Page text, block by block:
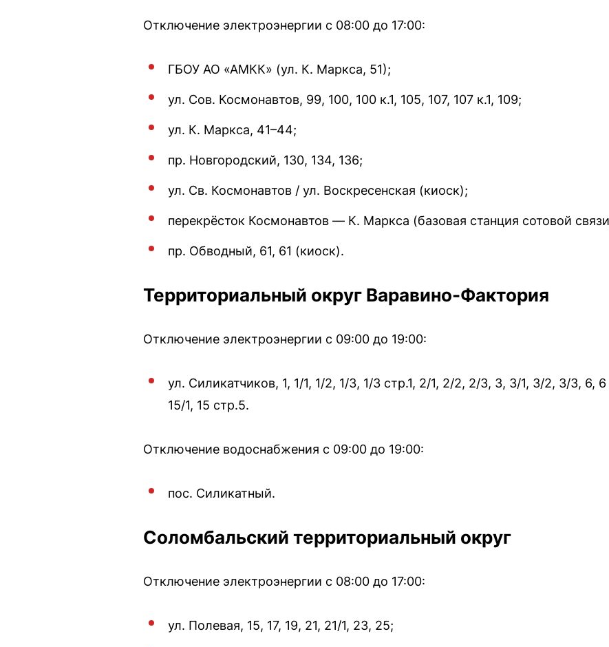
Отключение электроэнергии с 08:00 до 17:00:
ГБОУ АО «АМКК» (ул. К. Маркса, 51);
ул. Сов. Космонавтов, 99, 100, 100 к.1, 105, 107, 107 к.1, 109;
ул. К. Маркса, 41–44;
пр. Новгородский, 130, 134, 136;
ул. Св. Космонавтов / ул. Воскресенская (киоск);
перекрёсток Космонавтов — К. Маркса (базовая станция сотовой
пр. Обводный, 61, 61 (киоск).
Территориальный округ Варавино-Фактория
Отключение электроэнергии с 09:00 до 19:00:
ул. Силикатчиков, 1, 1/1, 1/2, 1/3, 1/3 стр.1, 2/1, 2/2, 2/3, 3, 3/1, 3/2, 3/3, 6,
15/1, 15 стр.5.
Отключение водоснабжения с 09:00 до 19:00:
пос. Силикатный.
Соломбальский территориальный округ
Отключение электроэнергии с 08:00 до 17:00:
ул. Полевая, 15, 17, 19, 21, 21/1, 23, 25;